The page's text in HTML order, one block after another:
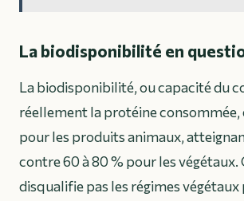
La biodisponibilité en
La biodisponibilité, ou capacité du
réellement la protéine consommée,
pour les produits animaux,
contre 60 à 80 % pour les végétaux.
disqualifie pas les régimes